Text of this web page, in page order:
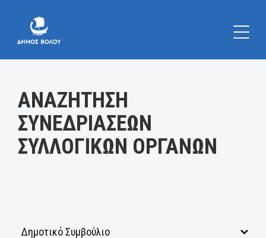
ΑΝΑΖΗΤΗΣΗ
ΣΥΝΕΔΡΙΑΣΕΩΝ
ΣΥΛΛΟΓΙΚΩΝ ΟΡΓΑΝΩΝ